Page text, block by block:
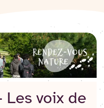
Les voix de